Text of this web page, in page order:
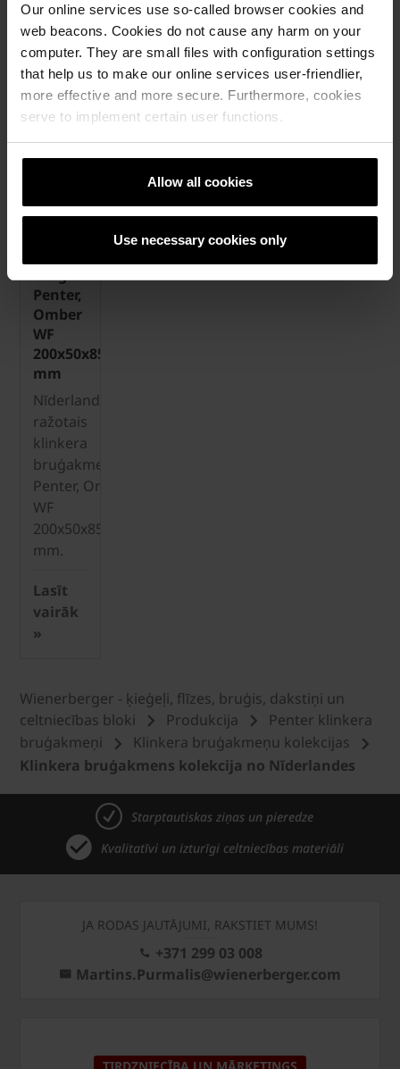
Our online services use so-called browser cookies and
web beacons. Cookies do not cause any harm on your
computer. They are small files with configuration settings
that help us to make our online services user-friendlier,
more effective and more secure. Furthermore, cookies
serve to implement certain user functions.
Allow all cookies
Use necessary cookies only
200x65x85
mm.
Lasīt
vairāk
»
200x50x85
mm.
Lasīt
vairāk
»
200x50x85
mm.
Lasīt
vairāk
»
200x50x85
mm.
Lasīt
vairāk
bruģis
Penter,
Omber
WF
200x50x85
mm
Nīderlandē
ražotais
klinkera
bruģakmens
Penter, Omber
WF
200x50x85
mm.
Lasīt
vairāk
»
Wienerberger - ķieģeļi, flīzes, bruģis, dakstiņi un
celtniecības bloki
Produkcija
Penter klinkera
bruģakmeņi
Klinkera bruģakmeņu kolekcijas
Klinkera bruģakmens kolekcija no Nīderlandes
Starptautiskas ziņas un pieredze
Kvalitatīvi un izturīgi celtniecības materiāli
JA RODAS JAUTĀJUMI, RAKSTIET MUMS!
+371 299 03 008
Martins.Purmalis@wienerberger.com